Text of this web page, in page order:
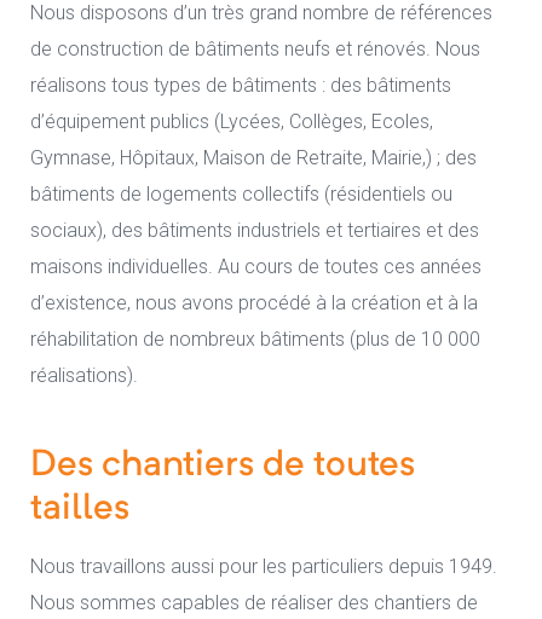
Nous disposons d’un très grand nombre de références
de construction de bâtiments neufs et rénovés. Nous
réalisons tous types de bâtiments : des bâtiments
d’équipement publics (Lycées, Collèges, Ecoles,
Gymnase, Hôpitaux, Maison de Retraite, Mairie,) ; des
bâtiments de logements collectifs (résidentiels ou
sociaux), des bâtiments industriels et tertiaires et des
maisons individuelles. Au cours de toutes ces années
d’existence, nous avons procédé à la création et à la
réhabilitation de nombreux bâtiments (plus de 10 000
réalisations).
Des chantiers de toutes
tailles
Nous travaillons aussi pour les particuliers depuis 1949.
Nous sommes capables de réaliser des chantiers de